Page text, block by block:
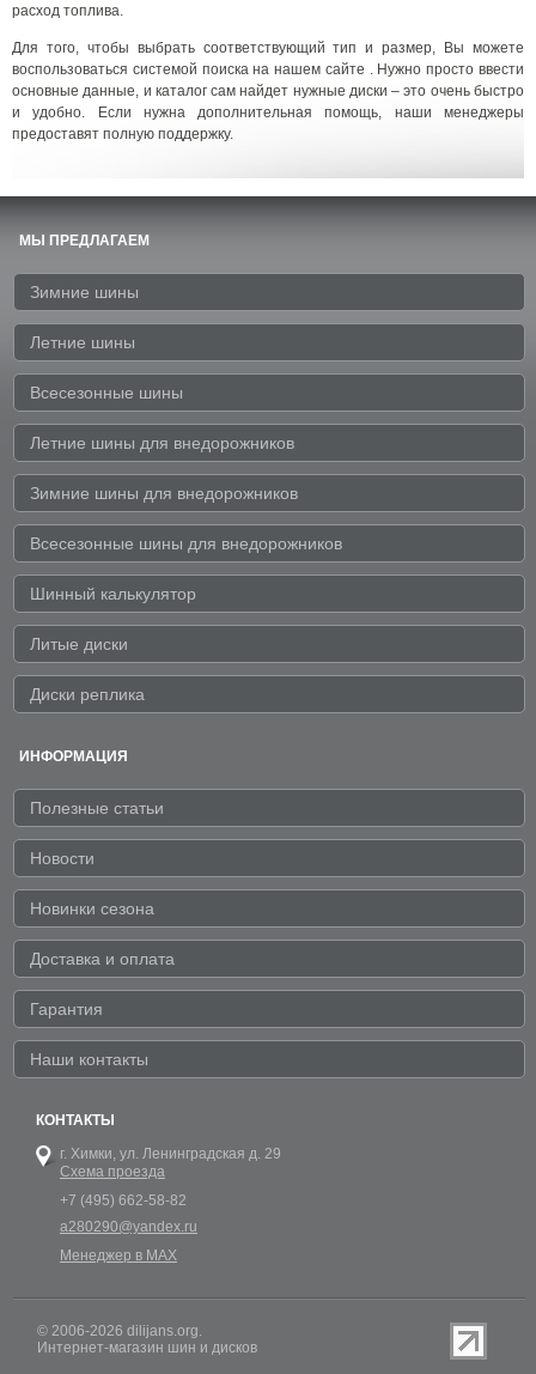
расход топлива.
Для того, чтобы выбрать соответствующий тип и размер, Вы можете
воспользоваться системой поиска на нашем сайте . Нужно просто ввести
основные данные, и каталог сам найдет нужные диски – это очень быстро
и удобно. Если нужна дополнительная помощь, наши менеджеры
предоставят полную поддержку.
МЫ ПРЕДЛАГАЕМ
Зимние шины
Летние шины
Всесезонные шины
Летние шины для внедорожников
Зимние шины для внедорожников
Всесезонные шины для внедорожников
Шинный калькулятор
Литые диски
Диски реплика
ИНФОРМАЦИЯ
Полезные статьи
Новости
Новинки сезона
Доставка и оплата
Гарантия
Наши контакты
КОНТАКТЫ
г. Химки, ул. Ленинградская д. 29
Схема проезда
+7 (495) 662-58-82
a280290@yandex.ru
Менеджер в MAX
© 2006-2026 dilijans.org.
Интернет-магазин шин и дисков